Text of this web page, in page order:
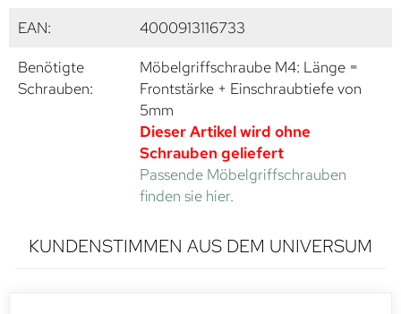
EAN:
4000913116733
Benötigte
Schrauben:
Möbelgriffschraube M4: Länge =
Frontstärke + Einschraubtiefe von
5mm
Dieser Artikel wird ohne
Schrauben geliefert
Passende Möbelgriffschrauben
finden sie hier.
KUNDENSTIMMEN AUS DEM UNIVERSUM